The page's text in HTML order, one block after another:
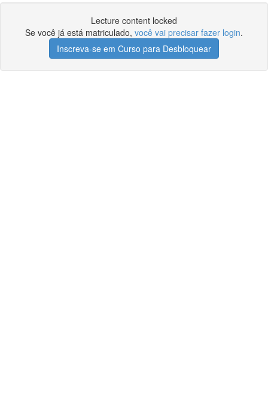
Lecture content locked
Se você já está matriculado, você vai precisar fazer login.
Inscreva-se em Curso para Desbloquear